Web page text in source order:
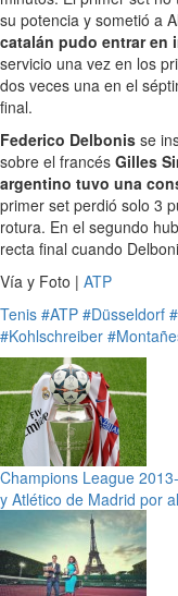
su potencia y sometió a
catalán pudo entrar en
servicio una vez en los
dos veces una en el
final.
Federico Delbonis se
sobre el francés Gilles
argentino tuvo una
primer set perdió solo 3
rotura. En el segundo
recta final cuando
Vía y Foto | ATP
Tenis #ATP #Düsseldorf
#Kohlschreiber
Champions League
y Atlético de Madrid por